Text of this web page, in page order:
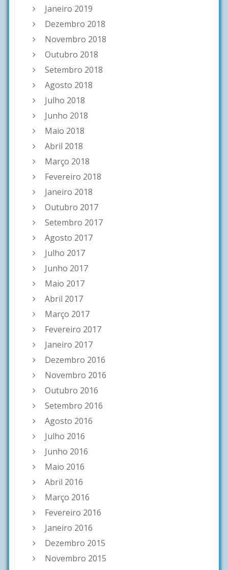
Janeiro 2019
Dezembro 2018
Novembro 2018
Outubro 2018
Setembro 2018
Agosto 2018
Julho 2018
Junho 2018
Maio 2018
Abril 2018
Março 2018
Fevereiro 2018
Janeiro 2018
Outubro 2017
Setembro 2017
Agosto 2017
Julho 2017
Junho 2017
Maio 2017
Abril 2017
Março 2017
Fevereiro 2017
Janeiro 2017
Dezembro 2016
Novembro 2016
Outubro 2016
Setembro 2016
Agosto 2016
Julho 2016
Junho 2016
Maio 2016
Abril 2016
Março 2016
Fevereiro 2016
Janeiro 2016
Dezembro 2015
Novembro 2015